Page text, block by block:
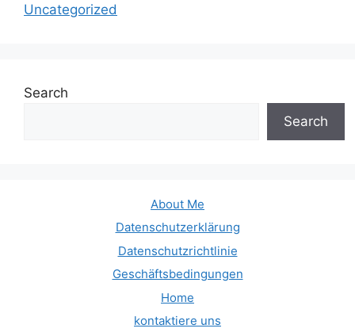
Uncategorized
Search
Search
About Me
Datenschutzerklärung
Datenschutzrichtlinie
Geschäftsbedingungen
Home
kontaktiere uns